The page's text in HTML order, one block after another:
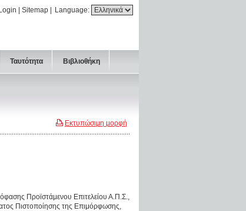
Language:
Login Sitemap
Ταυτότητα Βιβλιοθήκη
Εκτυπώσιμη μορφή
Προϊστάμενου Επιτελείου Α.Π.Σ.,
Πιστοποίησης της Επιμόρφωσης,